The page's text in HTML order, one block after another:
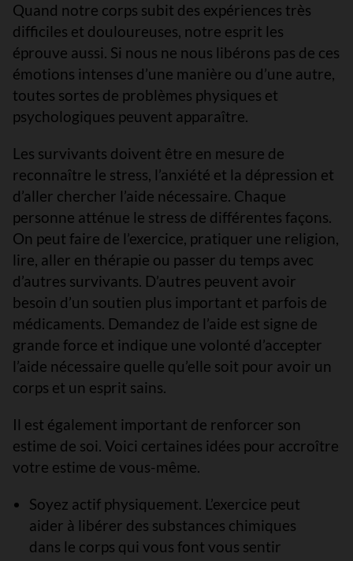
Quand notre corps subit des expériences très
difficiles et douloureuses, notre esprit les
éprouve aussi. Si nous ne nous libérons pas de ces
émotions intenses d’une manière ou d’une autre,
toutes sortes de problèmes physiques et
psychologiques peuvent apparaître.
Les survivants doivent être en mesure de
reconnaître le stress, l’anxiété et la dépression et
d’aller chercher l’aide nécessaire. Chaque
personne atténue le stress de différentes façons.
On peut faire de l’exercice, pratiquer une religion,
lire, aller en thérapie ou passer du temps avec
d’autres survivants. D’autres peuvent avoir
besoin d’un soutien plus important et parfois de
médicaments. Demandez de l’aide est signe de
grande force et indique une volonté d’accepter
l’aide nécessaire quelle qu’elle soit pour avoir un
corps et un esprit sains.
Il est également important de renforcer son
estime de soi. Voici certaines idées pour accroître
votre estime de vous-même.
Soyez actif physiquement. L’exercice peut
aider à libérer des substances chimiques
dans le corps qui vous font vous sentir